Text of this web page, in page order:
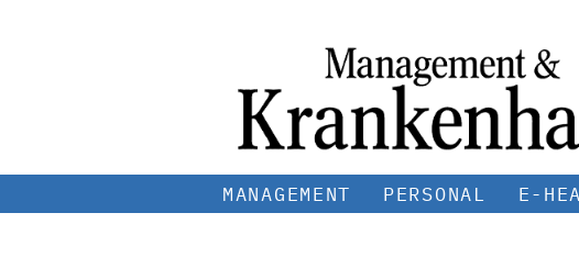
MANAGEMENT PERSONAL E-